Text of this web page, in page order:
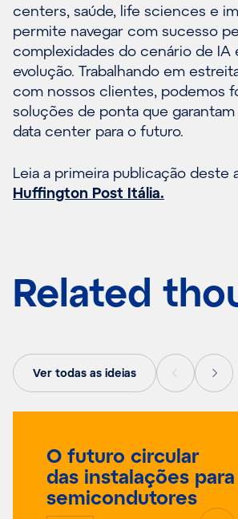
centers, saúde, life sciences e
permite navegar com sucesso
complexidades do cenário de IA
evolução. Trabalhando em
com nossos clientes, podemos
soluções de ponta que
data center para o futuro.
Leia a primeira publicação deste
Huffington Post Itália.
Related
Ver todas as ideias
O futuro circular
das instalações para
semicondutores